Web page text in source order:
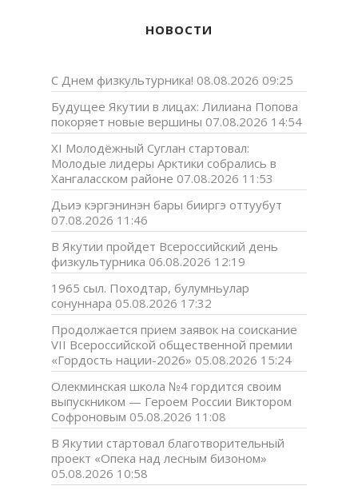
НОВОСТИ
С Днем физкультурника! 08.08.2026 09:25
Будущее Якутии в лицах: Лилиана Попова
покоряет новые вершины 07.08.2026 14:54
XI Молодёжный Суглан стартовал:
Молодые лидеры Арктики собрались в
Хангаласском районе 07.08.2026 11:53
Дьиэ кэргэнинэн бары бииргэ оттуубут
07.08.2026 11:46
В Якутии пройдет Всероссийский день
физкультурника 06.08.2026 12:19
1965 сыл. Походтар, булумньулар
сонуннара 05.08.2026 17:32
Продолжается прием заявок на соискание
VII Всероссийской общественной премии
«Гордость нации-2026» 05.08.2026 15:24
Олекминская школа №4 гордится своим
выпускником — Героем России Виктором
Софроновым 05.08.2026 11:08
В Якутии стартовал благотворительный
проект «Опека над лесным бизоном»
05.08.2026 10:58